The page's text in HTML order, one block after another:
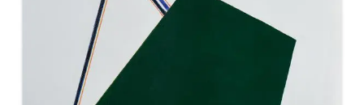
CATALOGUE DES OEUVRES
CONTACT